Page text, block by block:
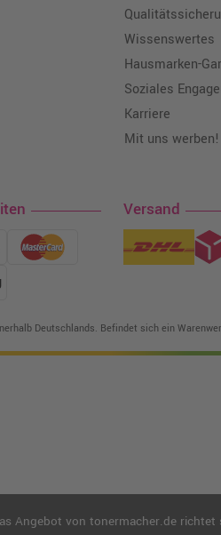
Wissenswertes
Hausmarken-
Soziales
Karriere
Mit uns werben!
Versand
Deutschlands. Befindet sich ein
Angebot von tonermacher.de richtet